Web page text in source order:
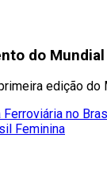
do
edição
no
Feminina